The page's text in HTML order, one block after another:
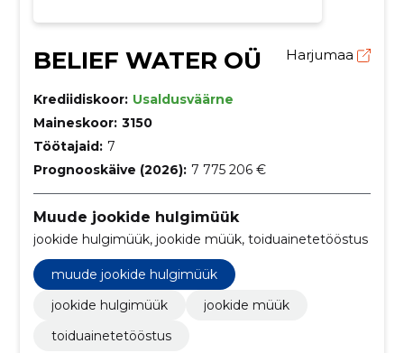
BELIEF WATER OÜ Harjumaa
Krediidiskoor: Usaldusväärne
Maineskoor: 3150
Töötajaid: 7
Prognooskäive (2026): 7 775 206 €
Muude jookide hulgimüük
jookide hulgimüük, jookide müük, toiduainetetööstus
muude jookide hulgimüük
jookide hulgimüük
jookide müük
toiduainetetööstus